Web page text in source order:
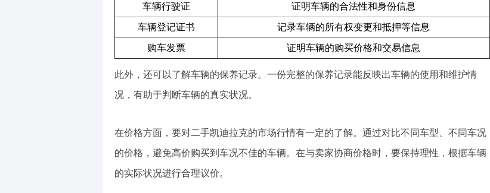
车辆行驶证 证明车辆的合法性和身份信息
车辆登记证书 记录车辆的所有权变更和抵押等信息
购车发票 证明车辆的购买价格和交易信息
此外，还可以了解车辆的保养记录。一份完整的保养记录能反映出车辆的使用和维护情
况，有助于判断车辆的真实状况。
在价格方面，要对二手凯迪拉克的市场行情有一定的了解。通过对比不同车型、不同车况
的价格，避免高价购买到车况不佳的车辆。在与卖家协商价格时，要保持理性，根据车辆
的实际状况进行合理议价。